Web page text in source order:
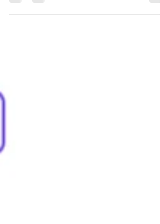
メキシコの魅力とメキシコ愛を込めたオリ